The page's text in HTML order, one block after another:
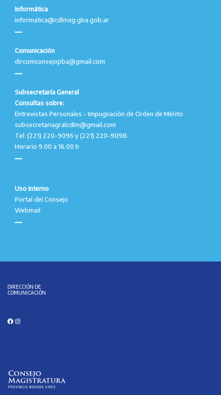
Informática
informatica@cdlmag.gba.gob.ar
Comunicación
dircomconsejopba@gmail.com
Subsecretaría General
Consultas sobre:
Entrevistas Personales - Impugnación de Orden de Mérito
subsecretariagralcdlm@gmail.com
Tel: (221) 220-9096 y (221) 220-9098.
Horario 9.00 a 16.00 h
Uso Interno
Portal del Consejo
Webmail
DIRECCIÓN DE
COMUNICACIÓN